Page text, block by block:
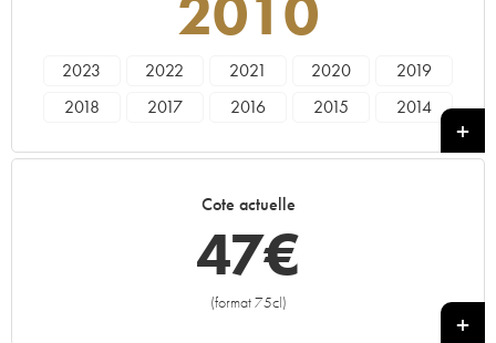
2023 2022 2021 2020
2019
2018
2017 2016 2015
2014
Cote actuelle
47€
(format 75cl)
+